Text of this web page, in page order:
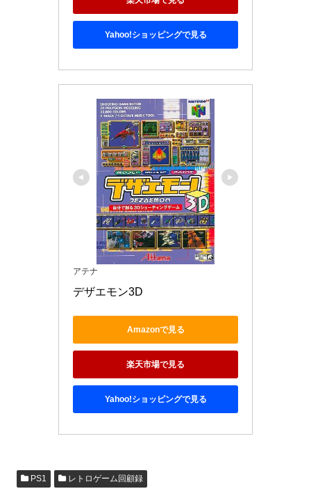
Yahoo!ショッピングで見る
アテナ
デザエモン3D
Amazonで見る
楽天市場で見る
Yahoo!ショッピングで見る
PS1 レトロゲーム回顧録